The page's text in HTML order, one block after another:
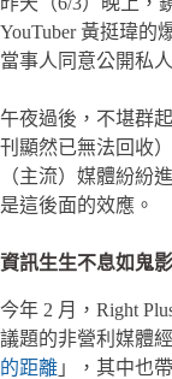
YouTuber 黃挺瑋的
當事人同意公開私
午夜過後，不堪群
刊顯然已無法回收
（主流）媒體紛紛
是這後面的效應。
資訊生生不息如鬼
今年 2 月，Right
議題的非營利媒體
的距離 」，其中也